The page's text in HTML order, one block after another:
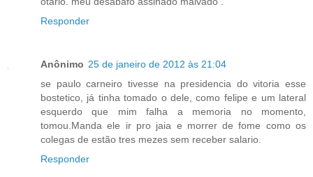
Responder
Anônimo 25 de janeiro de 2012 às 21:04
se paulo carneiro tivesse na presidencia do vitoria esse
bostetico, já tinha tomado o dele, como felipe e um lateral
esquerdo que mim falha a memoria no momento,
tomou.Manda ele ir pro jaia e morrer de fome como os
colegas de estão tres mezes sem receber salario.
Responder